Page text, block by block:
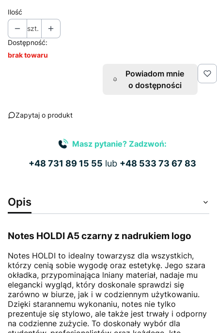
Ilość
szt.
Dostępność:
brak towaru
Powiadom mnie
o dostępności
Zapytaj o produkt
Masz pytanie? Zadzwoń:
+48 731 89 15 55 lub +48 533 73 67 83
Opis
Notes HOLDI A5 czarny z nadrukiem logo
Notes HOLDI to idealny towarzysz dla wszystkich,
którzy cenią sobie wygodę oraz estetykę. Jego szara
okładka, przypominająca lniany materiał, nadaje mu
elegancki wygląd, który doskonale sprawdzi się
zarówno w biurze, jak i w codziennym użytkowaniu.
Dzięki starannemu wykonaniu, notes nie tylko
prezentuje się stylowo, ale także jest trwały i odporny
na codzienne zużycie. To doskonały wybór dla